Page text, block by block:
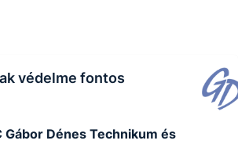
védelme fontos
Gábor Dénes Technikum és